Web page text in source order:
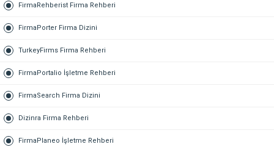
FirmaRehberist Firma Rehberi
FirmaPorter Firma Dizini
TurkeyFirms Firma Rehberi
FirmaPortalio İşletme Rehberi
FirmaSearch Firma Dizini
Dizinra Firma Rehberi
FirmaPlaneo İşletme Rehberi